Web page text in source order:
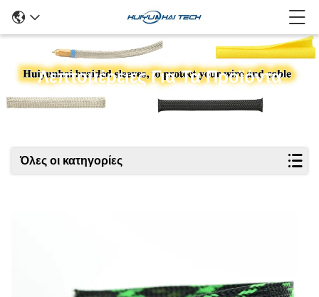
Λεπτομέρειες Για Τα Προϊόντα
Όλες οι κατηγορίες